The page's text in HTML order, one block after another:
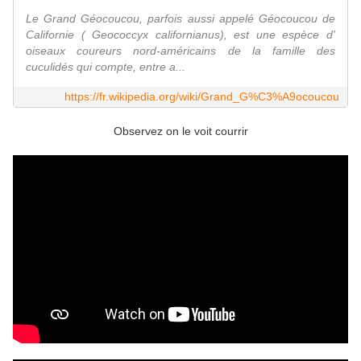
Le Grand Géocoucou, parfois aussi appelé Géocoucou de
Californie ( Geococcyx californianus), est une espèce d'
oiseaux coureurs nord-américains de la famille des
cuculidés qui compte, entre a...
https://fr.wikipedia.org/wiki/Grand_G%C3%A9ocoucou
Observez on le voit courrir